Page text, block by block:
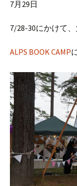
7月29日
7/28-30にかけて
ALPS BOOK CAMP